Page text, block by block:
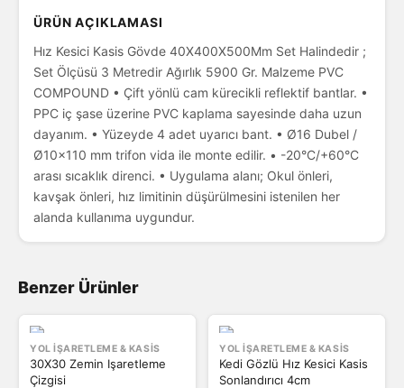
ÜRÜN AÇIKLAMASI
Hız Kesici Kasis Gövde 40X400X500Mm Set Halindedir ;
Set Ölçüsü 3 Metredir Ağırlık 5900 Gr. Malzeme PVC
COMPOUND • Çift yönlü cam kürecikli reflektif bantlar. •
PPC iç şase üzerine PVC kaplama sayesinde daha uzun
dayanım. • Yüzeyde 4 adet uyarıcı bant. • Ø16 Dubel /
Ø10x110 mm trifon vida ile monte edilir. • -20°C/+60°C
arası sıcaklık direnci. • Uygulama alanı; Okul önleri,
kavşak önleri, hız limitinin düşürülmesini istenilen her
alanda kullanıma uygundur.
Benzer Ürünler
YOL İŞARETLEME & KASIS
30X30 Zemin Işaretleme
Çizgisi
YOL İŞARETLEME & KASIS
Kedi Gözlü Hız Kesici Kasis
Sonlandırıcı 4cm